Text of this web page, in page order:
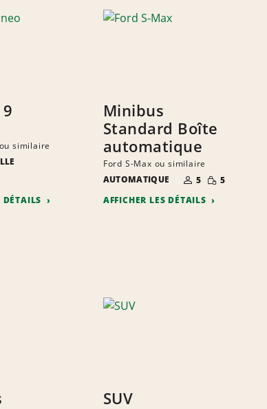
similaire
DÉTAILS
Minibus
Standard Boîte
automatique
Ford S-Max ou similaire
AUTOMATIQUE
NOMBRE DE
PERSONNES
5 PETITE
QUANTITÉ
5
AFFICHER LES DÉTAILS
SUV